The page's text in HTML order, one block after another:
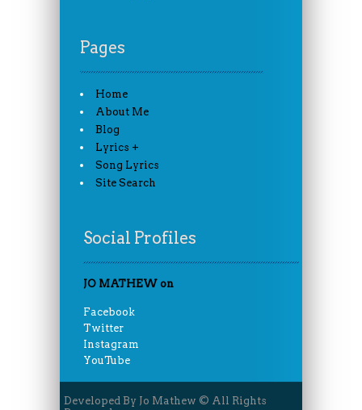
Pages
Home
About Me
Blog
Lyrics +
Song Lyrics
Site Search
Social Profiles
JO MATHEW on
Facebook
Twitter
Instagram
YouTube
Developed By Jo Mathew © All Rights